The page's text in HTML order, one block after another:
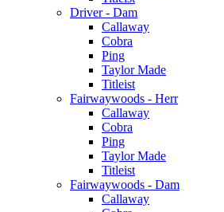
Driver - Dam
Callaway
Cobra
Ping
Taylor Made
Titleist
Fairwaywoods - Herr
Callaway
Cobra
Ping
Taylor Made
Titleist
Fairwaywoods - Dam
Callaway